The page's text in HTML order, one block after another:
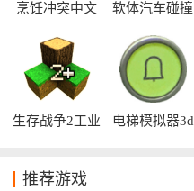
烹饪冲突中文
软体汽车碰撞
生存战争2工业
电梯模拟器3d
推荐游戏